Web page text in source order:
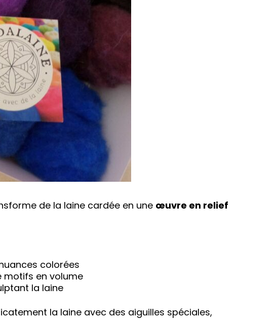
de la laine cardée en une œuvre en relief
colorées
motifs en volume
la laine
la laine avec des aiguilles spéciales,